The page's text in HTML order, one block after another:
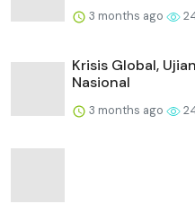
3 months ago
Krisis Global,
Nasional
3 months ago